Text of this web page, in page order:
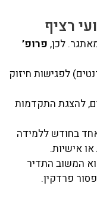
רציף
לכן,פרופ’
דוקטורנטים) לפגישות חיזוק
להצגת התקדמות
בחודש ללמידה
אישיות.
המשוב התדיר
פרדקין.